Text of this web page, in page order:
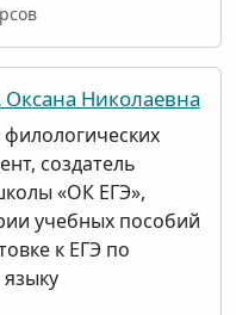
Николаевна
филологических
создатель
«ОК ЕГЭ»,
учебных пособий
к ЕГЭ по